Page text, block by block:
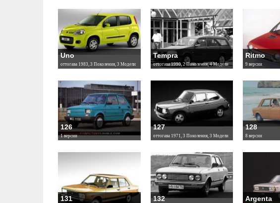
Uno
оттогава 1983, 3 Поколения, 3 Модели
Tempra
оттогава 1990, 2 Поколения, 4 Модели
Ritmo
9 версии
126
1 версии
127
оттогава 1971, 3 Поколения, 3 Модели
128
8 версии
131 132 Argenta